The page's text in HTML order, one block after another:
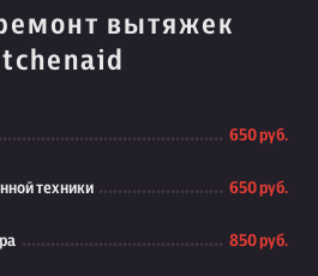
вытяжек
650 руб.
техники 650 руб.
850 руб.